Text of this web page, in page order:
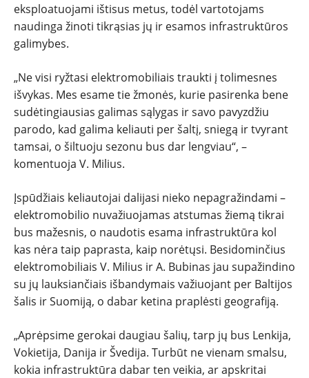
eksploatuojami ištisus metus, todėl vartotojams
naudinga žinoti tikrąsias jų ir esamos infrastruktūros
galimybes.
„Ne visi ryžtasi elektromobiliais traukti į tolimesnes
išvykas. Mes esame tie žmonės, kurie pasirenka bene
sudėtingiausias galimas sąlygas ir savo pavyzdžiu
parodo, kad galima keliauti per šaltį, sniegą ir tvyrant
tamsai, o šiltuoju sezonu bus dar lengviau“, –
komentuoja V. Milius.
Įspūdžiais keliautojai dalijasi nieko nepagražindami –
elektromobilio nuvažiuojamas atstumas žiemą tikrai
bus mažesnis, o naudotis esama infrastruktūra kol
kas nėra taip paprasta, kaip norėtųsi. Besidominčius
elektromobiliais V. Milius ir A. Bubinas jau supažindino
su jų lauksiančiais išbandymais važiuojant per Baltijos
šalis ir Suomiją, o dabar ketina praplėsti geografiją.
„Aprėpsime gerokai daugiau šalių, tarp jų bus Lenkija,
Vokietija, Danija ir Švedija. Turbūt ne vienam smalsu,
kokia infrastruktūra dabar ten veikia, ar apskritai